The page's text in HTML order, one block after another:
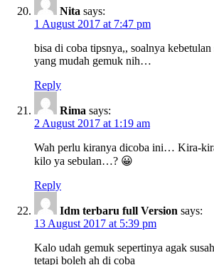
Nita says:
1 August 2017 at 7:47 pm
bisa di coba tipsnya,, soalnya kebetulan
yang mudah gemuk nih…
Reply
Rima says:
2 August 2017 at 1:19 am
Wah perlu kiranya dicoba ini… Kira-
kilo ya sebulan…? 😀
Reply
Idm terbaru full Version says:
13 August 2017 at 5:39 pm
Kalo udah gemuk sepertinya agak
tetapi boleh ah di coba